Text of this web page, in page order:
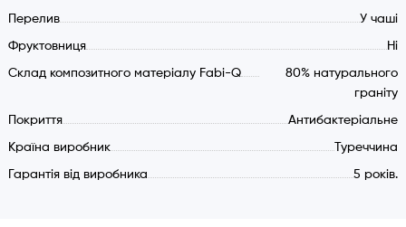
Перелив У чаші
Фруктовниця Ні
Склад композитного матеріалу Fabi-Q
80% натурального
граніту
Покриття Антибактеріальне
Країна виробник Туреччина
Гарантія від виробника 5 років.